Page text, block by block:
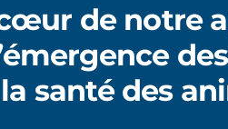
de notre
santé des